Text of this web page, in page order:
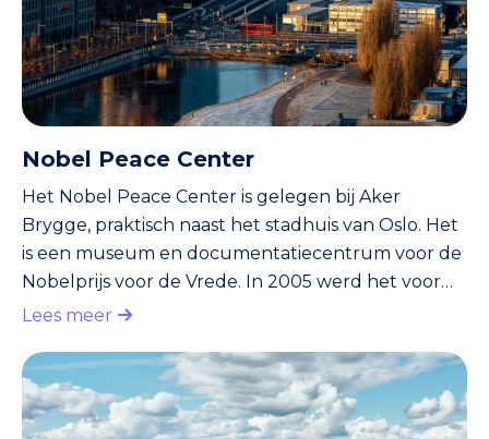
volksd
Nobel Peace Center
Het Nobel Peace Center is gelegen bij Aker
Brygge, praktisch naast het stadhuis van Oslo. Het
is een museum en documentatiecentrum voor de
Nobelprijs voor de Vrede. In 2005 werd het voor
het eerst geopend. Sindsdien wordt de Nobelprijs
uitgereikt. Je kunt hier terecht voor wisselende
tentoonstellingen en actuele documentaires.
Daarnaast vind je er ook nog films, lezingen en nog
Lees meer